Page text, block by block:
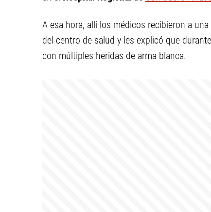
A esa hora, allí los médicos recibieron a
del centro de salud y les explicó que
con múltiples heridas de arma blanca.